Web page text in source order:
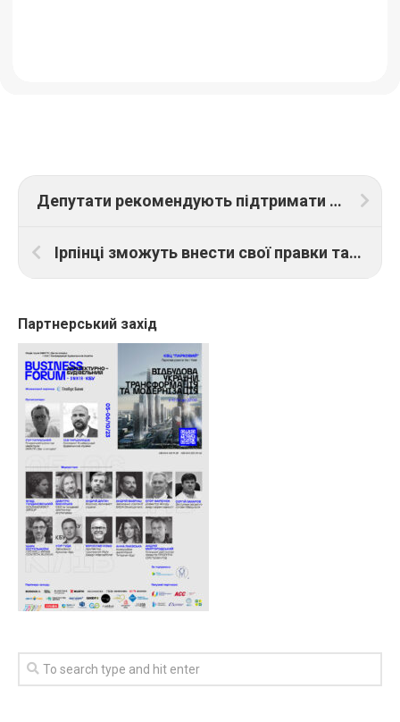
Депутати рекомендують підтримати закон про страхування інвестицій від воєнних ризиків
Ірпінці зможуть внести свої правки та пропозиції до «Плану відновлення Ірпінської громади»
Партнерський захід